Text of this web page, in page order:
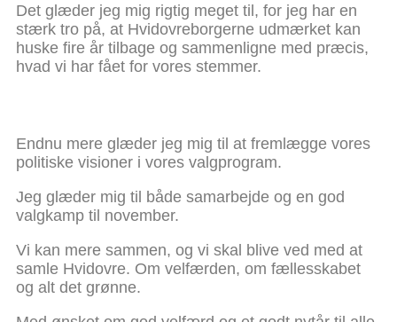
Det glæder jeg mig rigtig meget til, for jeg har en
stærk tro på, at Hvidovreborgerne udmærket kan
huske fire år tilbage og sammenligne med præcis,
hvad vi har fået for vores stemmer.
Endnu mere glæder jeg mig til at fremlægge vores
politiske visioner i vores valgprogram.
Jeg glæder mig til både samarbejde og en god
valgkamp til november.
Vi kan mere sammen, og vi skal blive ved med at
samle Hvidovre. Om velfærden, om fællesskabet
og alt det grønne.